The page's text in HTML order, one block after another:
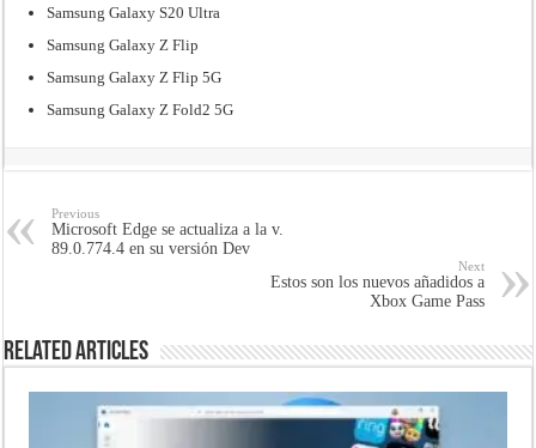
Samsung Galaxy S20 Ultra
Samsung Galaxy Z Flip
Samsung Galaxy Z Flip 5G
Samsung Galaxy Z Fold2 5G
Previous
Microsoft Edge se actualiza a la v.
89.0.774.4 en su versión Dev
Next
Estos son los nuevos añadidos a
Xbox Game Pass
Related Articles